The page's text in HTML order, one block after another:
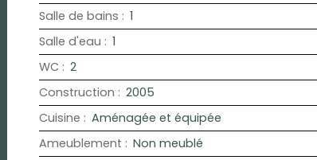
Salle de bains : 1
Salle d'eau : 1
WC : 2
Construction : 2005
Cuisine : Aménagée et équipée
Ameublement : Non meublé